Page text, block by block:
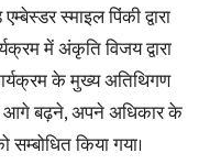
स्माइल पिंकी द्वारा
में अंकृति विजय द्वारा
के मुख्य अतिथिगण
में आगे बढ़ने, अपने अधिकार के
किया गया।